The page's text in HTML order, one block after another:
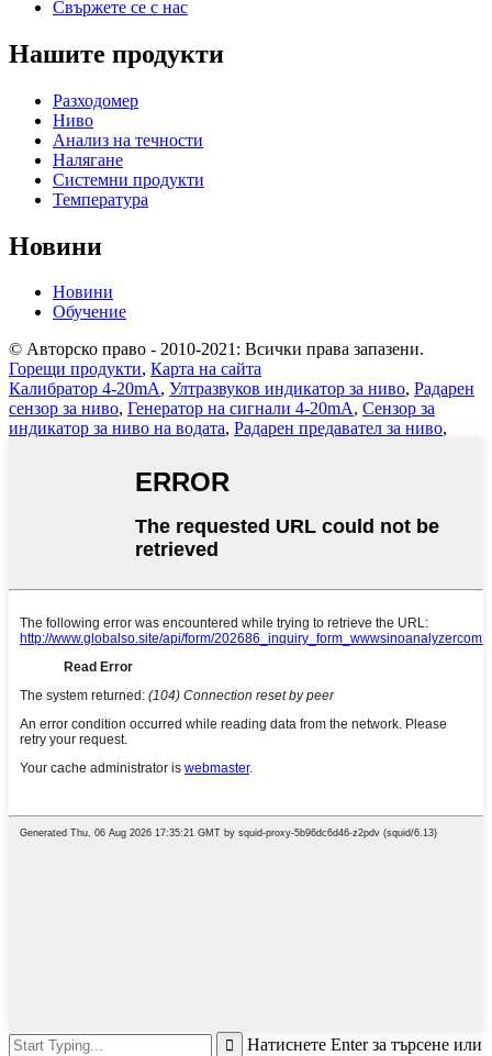
Свържете се с нас
Нашите продукти
Разходомер
Ниво
Анализ на течности
Налягане
Системни продукти
Температура
Новини
Новини
Обучение
© Авторско право - 2010-2021: Всички права запазени.
Горещи продукти, Карта на сайта
Калибратор 4-20mA, Ултразвуков индикатор за ниво, Радарен
сензор за ниво, Генератор на сигнали 4-20mA, Сензор за
индикатор за ниво на водата, Радарен предавател за ниво,
Натиснете Enter за търсене или